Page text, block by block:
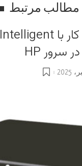
مطالب مرتبط
آموزش کاربردی کار با Intelligent